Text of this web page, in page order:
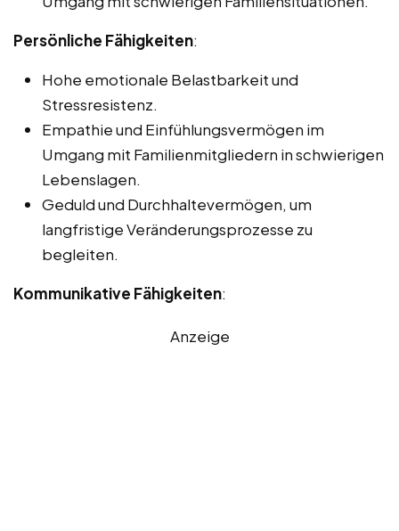
Persönliche Fähigkeiten:
Hohe emotionale Belastbarkeit und
Stressresistenz.
Empathie und Einfühlungsvermögen im
Umgang mit Familienmitgliedern in schwierigen
Lebenslagen.
Geduld und Durchhaltevermögen, um
langfristige Veränderungsprozesse zu
begleiten.
Kommunikative Fähigkeiten:
Anzeige